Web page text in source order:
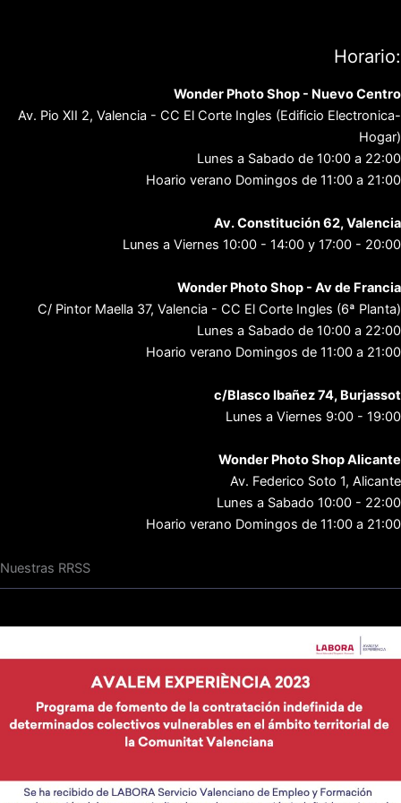
Horario:
Wonder Photo Shop - Nuevo Centro
Av. Pio XII 2, Valencia - CC El Corte Ingles (Edificio Electronica-
Hogar)
Lunes a Sabado de 10:00 a 22:00
Hoario verano Domingos de 11:00 a 21:00
Av. Constitución 62, Valencia
Lunes a Viernes 10:00 - 14:00 y 17:00 - 20:00
Wonder Photo Shop - Av de Francia
C/ Pintor Maella 37, Valencia - CC El Corte Ingles (6ª Planta)
Lunes a Sabado de 10:00 a 22:00
Hoario verano Domingos de 11:00 a 21:00
c/Blasco Ibañez 74, Burjassot
Lunes a Viernes 9:00 - 19:00
Wonder Photo Shop Alicante
Av. Federico Soto 1, Alicante
Lunes a Sabado 10:00 - 22:00
Hoario verano Domingos de 11:00 a 21:00
Nuestras RRSS